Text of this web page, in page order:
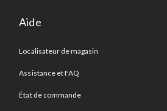
Aide
Localisateur de magasin
Assistance et FAQ
État de commande